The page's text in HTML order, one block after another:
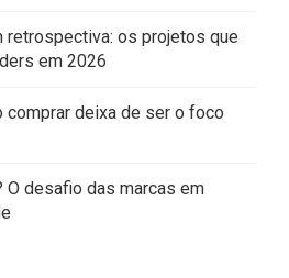
os projetos que
em 2026
comprar deixa de ser o foco
O desafio das marcas em